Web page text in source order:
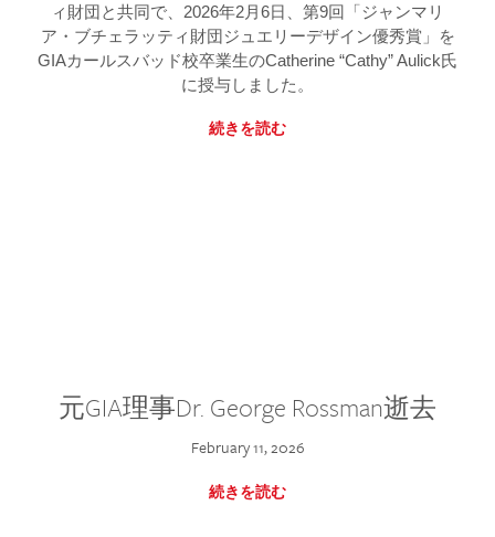
ィ財団と共同で、2026年2月6日、第9回「ジャンマリ
ア・ブチェラッティ財団ジュエリーデザイン優秀賞」を
GIAカールスバッド校卒業生のCatherine “Cathy” Aulick氏
に授与しました。
続きを読む
元GIA理事Dr. George Rossman逝去
February 11, 2026
続きを読む